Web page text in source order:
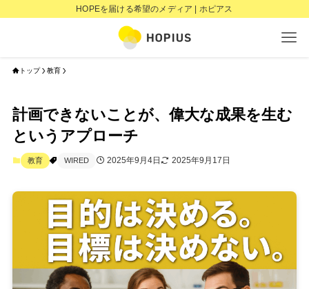
HOPEを届ける希望のメディア | ホピアス
トップ 教育
計画できないことが、偉大な成果を生む
というアプローチ
教育 WIRED 2025年9月4日 2025年9月17日